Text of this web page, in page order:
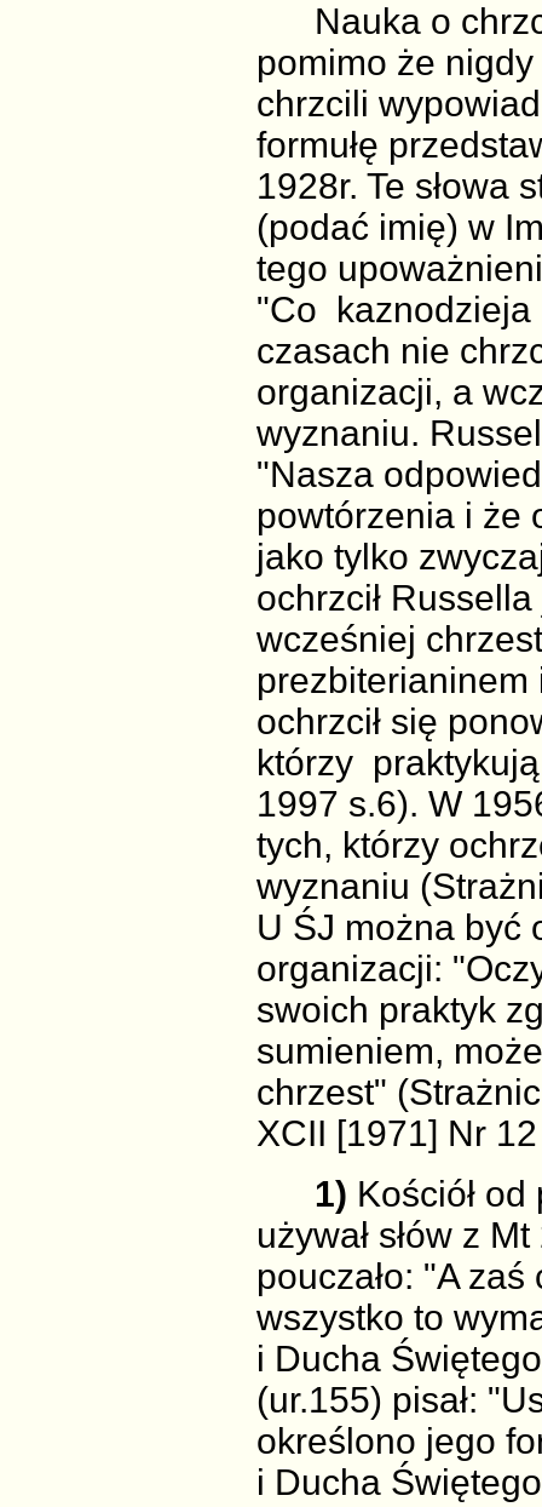
Nauka o
pomimo że
chrzcili
formułę
1928r. Te słowa
(podać imię) w
tego
"Co kaznodzieja
czasach nie
organizacji, a
wyznaniu.
"Nasza
powtórzenia i że
jako tylko
ochrzcił
wcześniej
ochrzcił się
którzy
1997 s.6). W
tych, którzy
wyznaniu
U ŚJ można być
organizacji:
swoich praktyk
sumieniem,
chrzest"
XCII [1971] Nr
1) Kościół
używał słów z
pouczało: "A
wszystko to
i Ducha
(ur.155) pisał:
określono jego
i Ducha